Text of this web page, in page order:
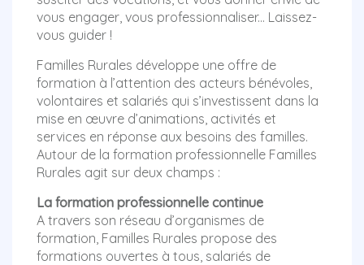
vous engager, vous professionnaliser... Laissez-
vous guider !
Familles Rurales développe une offre de
formation à l’attention des acteurs bénévoles,
volontaires et salariés qui s’investissent dans la
mise en œuvre d’animations, activités et
services en réponse aux besoins des familles.
Autour de la formation professionnelle Familles
Rurales agit sur deux champs :
La formation professionnelle continue
A travers son réseau d’organismes de
formation, Familles Rurales propose des
formations ouvertes à tous, salariés de